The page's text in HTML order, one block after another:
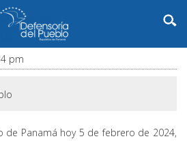
pm
de Panamá hoy 5 de febrero de 2024,